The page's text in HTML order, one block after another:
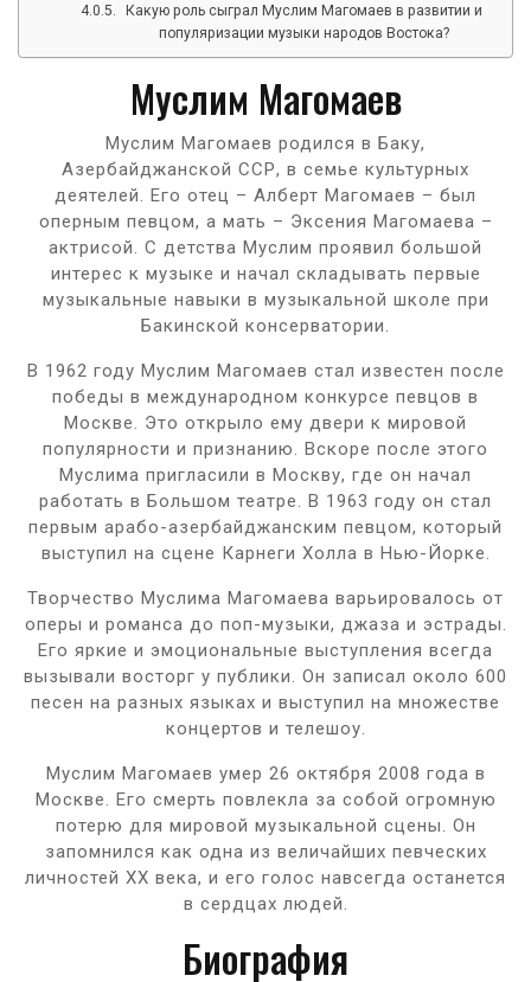
Какую роль сыграл Муслим Магомаев в развитии и
популяризации музыки народов Востока?
Муслим Магомаев
Муслим Магомаев родился в Баку,
Азербайджанской ССР, в семье культурных
деятелей. Его отец – Алберт Магомаев – был
оперным певцом, а мать – Эксения Магомаева –
актрисой. С детства Муслим проявил большой
интерес к музыке и начал складывать первые
музыкальные навыки в музыкальной школе при
Бакинской консерватории.
В 1962 году Муслим Магомаев стал известен после
победы в международном конкурсе певцов в
Москве. Это открыло ему двери к мировой
популярности и признанию. Вскоре после этого
Муслима пригласили в Москву, где он начал
работать в Большом театре. В 1963 году он стал
первым арабо-азербайджанским певцом, который
выступил на сцене Карнеги Холла в Нью-Йорке.
Творчество Муслима Магомаева варьировалось от
оперы и романса до поп-музыки, джаза и эстрады.
Его яркие и эмоциональные выступления всегда
вызывали восторг у публики. Он записал около 600
песен на разных языках и выступил на множестве
концертов и телешоу.
Муслим Магомаев умер 26 октября 2008 года в
Москве. Его смерть повлекла за собой огромную
потерю для мировой музыкальной сцены. Он
запомнился как одна из величайших певческих
личностей XX века, и его голос навсегда останется
в сердцах людей.
Биография